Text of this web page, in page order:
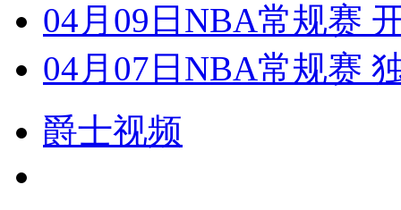
04月09日NBA常规赛
04月07日NBA常规赛
爵士视频